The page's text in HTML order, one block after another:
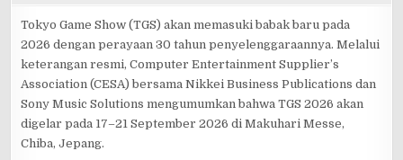
SHOW
ULTAH
50,
TAHUN
INI
DIGELAR
17–
21
SEPTEMBER
Tokyo Game Show (TGS) akan memasuki babak baru pada
2026 dengan perayaan 30 tahun penyelenggaraannya. Melalui
keterangan resmi, Computer Entertainment Supplier’s
Association (CESA) bersama Nikkei Business Publications dan
Sony Music Solutions mengumumkan bahwa TGS 2026 akan
digelar pada 17–21 September 2026 di Makuhari Messe,
Chiba, Jepang.